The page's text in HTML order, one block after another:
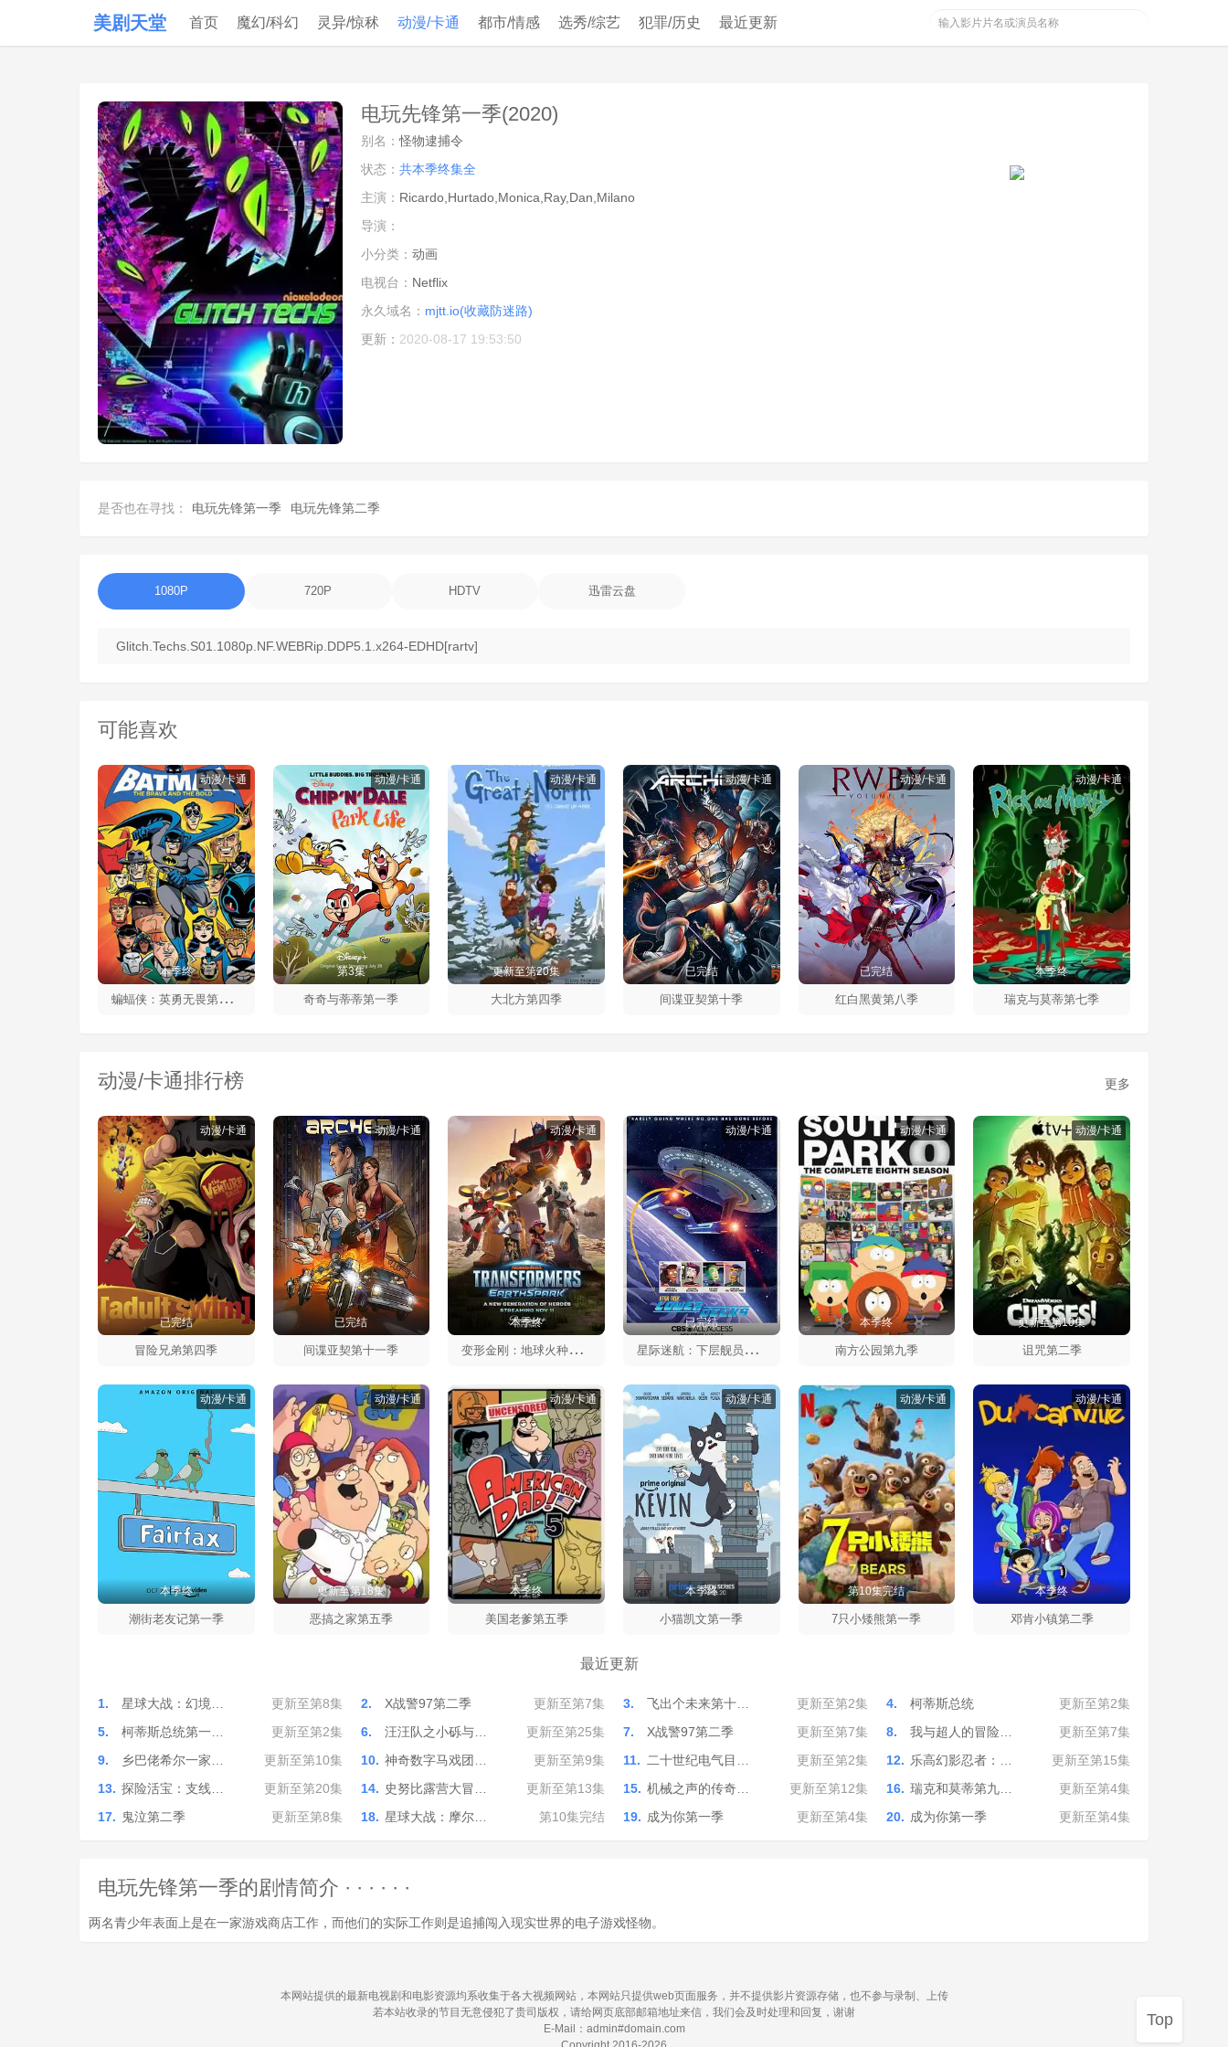
美剧天堂 首页 魔幻/科幻 灵异/惊秫 动漫/卡通 都市/情感 选秀/综艺 犯罪/历史 最近更新
电玩先锋第一季(2020)
别名：怪物逮捕令
状态： 共本季终集全
主演： Ricardo,Hurtado,Monica,Ray,Dan,Milano
导演：
小分类： 动画
电视台： Netflix
永久域名： mjtt.io(收藏防迷路)
更新： 2020-08-17 19:53:50
是否也在寻找： 电玩先锋第一季 电玩先锋第二季
1080P 720P HDTV 迅雷云盘
Glitch.Techs.S01.1080p.NF.WEBRip.DDP5.1.x264-EDHD[rartv]
可能喜欢
本季终
动漫/卡通
蝙
蝠侠：英勇无畏第二季
第3集
动漫/卡通
奇奇与蒂蒂第一季
更新至第20集
动漫/卡通
大北方第四季
已完结
动漫/卡通
间谍亚契第十季
已完结
动漫/卡通
红白黑黄第八季
本季终
动漫/卡通
瑞克与莫蒂第七季
动漫/卡通排行榜 更多
已完结
动漫/卡通
冒险兄弟第四季
已完结
动漫/卡通
间谍亚契第十一季
本季终
动漫/卡通
变
形金刚：地球火种第一季
已完结
动漫/卡通
星
际迷航：下层舰员第一季
本季终
动漫/卡通
南方公园第九季
更新至第10集
动漫/卡通
诅咒第二季
本季终
动漫/卡通
潮街老友记第一季
更新至第18集
动漫/卡通
恶搞之家第五季
本季终
动漫/卡通
美国老爹第五季
本季终
动漫/卡通
小猫凯文第一季
第10集完结
动漫/卡通
7只小矮熊第一季
本季终
动漫/卡通
邓肯小镇第二季
最近更新
1. 星球大战：幻境… 更新至第8集 2. X战警97第二季 更新至第7集 3. 飞出个未来第十… 更新至第2集 4. 柯蒂斯总统
更新至第2集
5.
柯蒂斯总统第一… 更新至第2集 6. 汪汪队之小砾与… 更新至第25集 7. X战警97第二季 更新至第7集 8. 我与超人的冒险…
更新至第7集
9.
乡巴佬希尔一家… 更新至第10集 10. 神奇数字马戏团… 更新至第9集 11. 二十世纪电气目… 更新至第2集 12. 乐高幻影忍者：…
更新至第15集
13. 探险活宝：支线… 更新至第20集 14. 史努比露营大冒… 更新至第13集 15. 机械之声的传奇… 更新至第12集 16. 瑞克和莫蒂第九…
更新至第4集
17. 鬼泣第二季 更新至第8集 18. 星球大战：摩尔… 第10集完结 19. 成为你第一季 更新至第4集 20. 成为你第一季 更新至第4集
电玩先锋第一季的剧情简介 · · · · · ·
两名青少年表面上是在一家游戏商店工作，而他们的实际工作则是追捕闯入现实世界的电子游戏怪物。
本网站提供的最新电视剧和电影资源均系收集于各大视频网站，本网站只提供web页面服务，并不提供影片资源存储，也不参与录制、上传
若本站收录的节目无意侵犯了贵司版权，请给网页底部邮箱地址来信，我们会及时处理和回复，谢谢
E-Mail：admin#domain.com
Top